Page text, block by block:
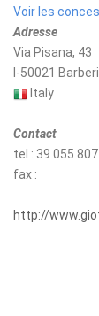
Voir les
Adresse
Via Pisana, 43
I-50021
Italy
Contact
tel : 39 055 807
fax :
http://